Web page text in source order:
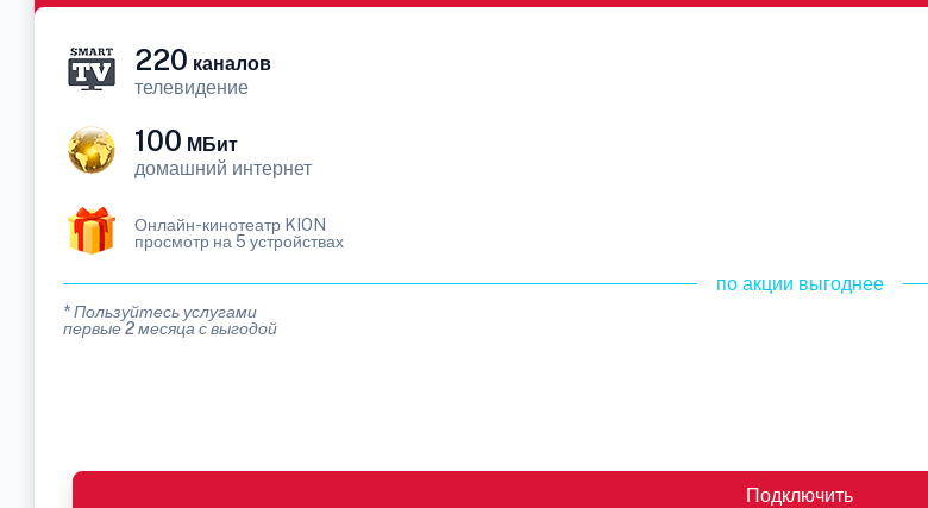
220 каналов
телевидение
100 МБит
домашний интернет
Онлайн-кинотеатр KION
просмотр на 5 устройствах
по акции выгоднее
* Пользуйтесь услугами
первые 2 месяца с выгодой
Подключить